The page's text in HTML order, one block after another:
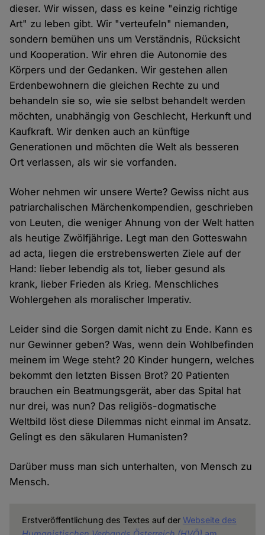
dieser. Wir wissen, dass es keine "einzig richtige
Art" zu leben gibt. Wir "verteufeln" niemanden,
sondern bemühen uns um Verständnis, Rücksicht
und Kooperation. Wir ehren die Autonomie des
Körpers und der Gedanken. Wir gestehen allen
Erdenbewohnern die gleichen Rechte zu und
behandeln sie so, wie sie selbst behandelt werden
möchten, unabhängig von Geschlecht, Herkunft und
Kaufkraft. Wir denken auch an künftige
Generationen und möchten die Welt als besseren
Ort verlassen, als wir sie vorfanden.
Woher nehmen wir unsere Werte? Gewiss nicht aus
patriarchalischen Märchenkompendien, geschrieben
von Leuten, die weniger Ahnung von der Welt hatten
als heutige Zwölfjährige. Legt man den Gotteswahn
ad acta, liegen die erstrebenswerten Ziele auf der
Hand: lieber lebendig als tot, lieber gesund als
krank, lieber Frieden als Krieg. Menschliches
Wohlergehen als moralischer Imperativ.
Leider sind die Sorgen damit nicht zu Ende. Kann es
nur Gewinner geben? Was, wenn dein Wohlbefinden
meinem im Wege steht? 20 Kinder hungern, welches
bekommt den letzten Bissen Brot? 20 Patienten
brauchen ein Beatmungsgerät, aber das Spital hat
nur drei, was nun? Das religiös-dogmatische
Weltbild löst diese Dilemmas nicht einmal im Ansatz.
Gelingt es den säkularen Humanisten?
Darüber muss man sich unterhalten, von Mensch zu
Mensch.
Erstveröffentlichung des Textes auf der Webseite des